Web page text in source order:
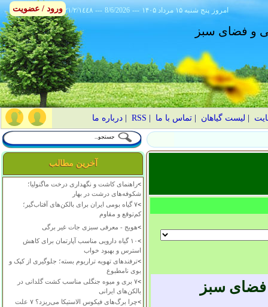
٢١/٢/١٤٤٨ --- 8/6/2026 --- ۱۴۰۵ پنج شنبه ۱۵ مرداد امروز
و فضای سبز
لیست گیاهان |تماس با ما RSS
|درباره ما
آخرین مطالب
>راهنمای کاشت و نگهداری درخت ماگنولیا؛
شکوفه‌های درشت در بهار
>
۷ گیاه بومی ایران برای بالکن‌های آفتاب‌گیر؛
کم‌توقع و مقاوم
>هویج - معرفی سبزی جات غیر برگی
>
۱۰ گیاه دارویی مناسب آپارتمان برای کاهش
استرس و بهبود خواب
>ترفندهای تهویه تراریوم بسته؛ جلوگیری از کپک و
بوی نامطبوع
>
۷ بری و میوه جنگلی مناسب کشت گلدانی در
بالکن‌های ایرانی
>
چرا برگ‌های فیکوس الاستیکا می‌ریزد؟ ۷ علت
سبز
ورود / عضویت